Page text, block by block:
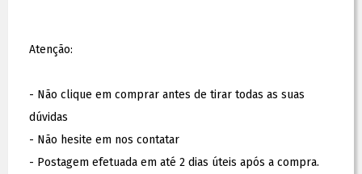
Atenção:
- Não clique em comprar antes de tirar todas as suas
dúvidas
- Não hesite em nos contatar
- Postagem efetuada em até 2 dias úteis após a compra.